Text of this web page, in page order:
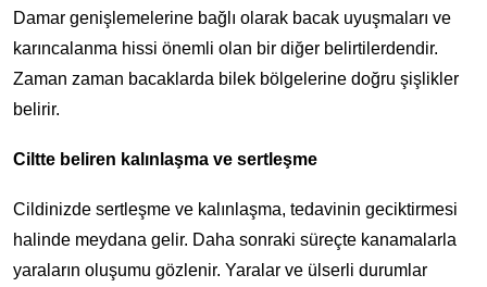
Damar genişlemelerine bağlı olarak bacak uyuşmaları ve
karıncalanma hissi önemli olan bir diğer belirtilerdendir.
Zaman zaman bacaklarda bilek bölgelerine doğru şişlikler
belirir.
Ciltte beliren kalınlaşma ve sertleşme
Cildinizde sertleşme ve kalınlaşma, tedavinin geciktirmesi
halinde meydana gelir. Daha sonraki süreçte kanamalarla
yaraların oluşumu gözlenir. Yaralar ve ülserli durumlar